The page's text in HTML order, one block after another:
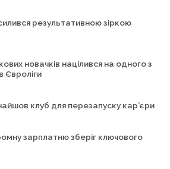
результативною зіркою
новачків націлився на одного з
Євроліги
клуб для перезапуску кар’єри
зарплатню зберіг ключового